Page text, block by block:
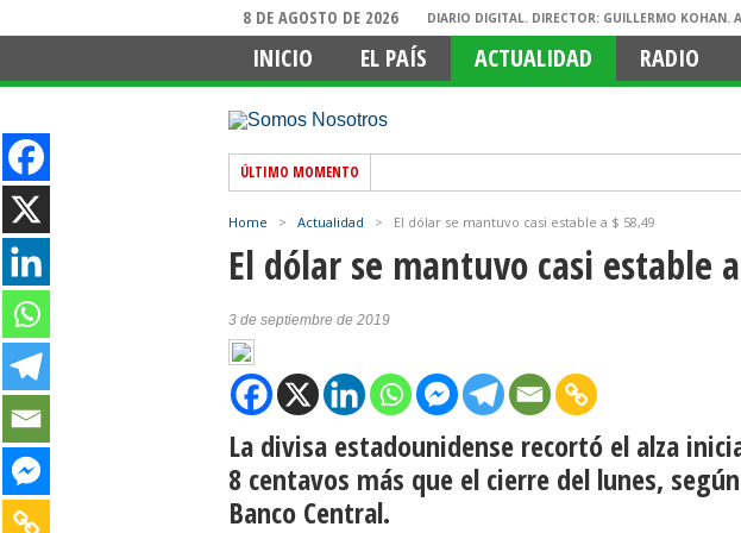
8 DE AGOSTO DE 2026 DIARIO DIGITAL. DIRECTOR: GUILLERMO KOHAN.
INICIO EL PAÍS ACTUALIDAD RADIO
ÚLTIMO MOMENTO
Home > Actualidad > El dólar se mantuvo casi estable a $ 58,49
El dólar se mantuvo casi estable
3 de septiembre de 2019
La divisa estadounidense recortó el alza
8 centavos más que el cierre del lunes,
Banco Central.